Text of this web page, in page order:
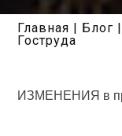
Главная Блог
Гоструда
ИЗМЕНЕНИЯ в